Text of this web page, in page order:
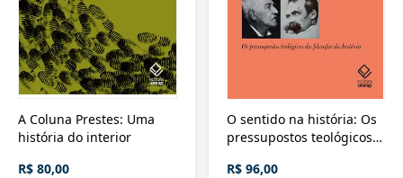
A Coluna Prestes: Uma
história do interior
R$ 80,00
O sentido na história: Os
pressupostos teológicos
R$ 96,00